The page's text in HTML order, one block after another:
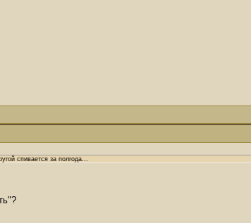
спивается за полгода...